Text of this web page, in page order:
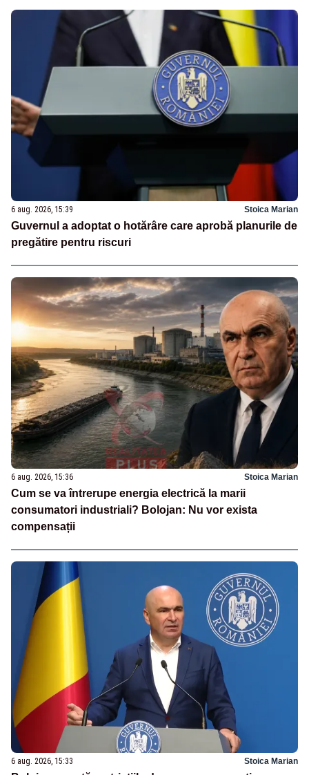
6 aug. 2026, 15:39 Stoica Marian
Guvernul a adoptat o hotărâre care aprobă planurile de
pregătire pentru riscuri
6 aug. 2026, 15:36 Stoica Marian
Cum se va întrerupe energia electrică la marii
consumatori industriali? Bolojan: Nu vor exista
compensații
6 aug. 2026, 15:33 Stoica Marian